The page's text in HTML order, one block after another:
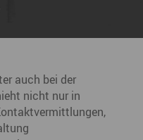
auch bei der
nicht nur in